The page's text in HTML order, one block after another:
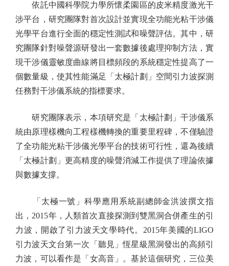
依託中國科學院力學所懷柔園區的皮米精度激光干
涉平台，研究團隊對首次設計並實現全功能光粘干涉儀
光學平台進行全面的穩定性測試和噪聲評估。其中，研
究團隊針對噪聲源研發出一套數據後處理抑制方法，實
現干涉儀靈敏度曲線將目標頻段的系統穩定性提高了一
個數量級，使其性能滿足「太極計劃」空間引力波探測
任務對干涉儀系統的指標要求。
研究團隊表示，本項研究是「太極計劃」干涉儀系
統由原理樣機向工程樣機轉換的重要里程碑，不僅驗證
了全功能光粘干涉儀光學平台的技術可行性，還為後續
「太極計劃」更高精度的噪聲消減工作提供了理論依據
與數據支撐。
「太極一號」科學應用系統副總師金洪波撰文指
出，2015年，人類首次直接探測到雙黑洞合併產生的引
力波，開啟了引力波天文學時代。2015年美國的LIGO
引力波天文台第一次「聽見」恆星級黑洞發出的高頻引
力波，可以看作是「女高音」。基於這個研究，三位美